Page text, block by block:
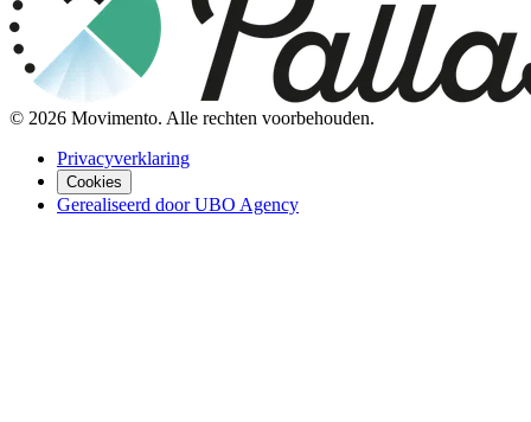
© 2026 Movimento. Alle rechten voorbehouden.
Privacyverklaring
Cookies
Gerealiseerd door UBO Agency